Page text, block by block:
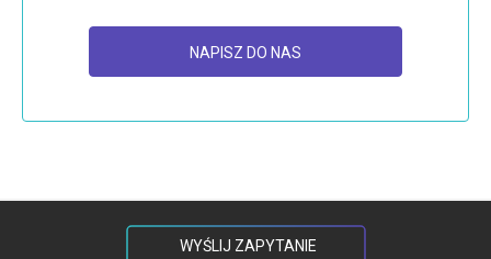
NAPISZ DO NAS
WYŚLIJ ZAPYTANIE